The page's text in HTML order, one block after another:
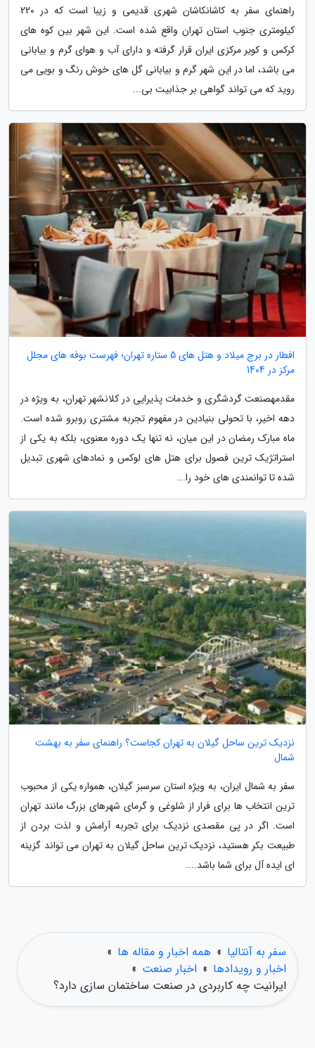
راهنمای سفر به کاشانکاشان شهری قدیمی و زیبا است که در 220
کیلومتری جنوب استان تهران واقع شده است. این شهر بین کوه های
کرکس و کویر مرکزی ایران قرار گرفته و دارای آب و هوای گرم و بیابانی
می باشد، اما در این شهر گرم و بیابانی گل های خوش رنگ و بویی می
روید که می تواند گواهی بر جذابیت بی...
افطار در برج میلاد و هتل های 5 ستاره تهران؛ فهرست بوفه های مجلل
مرکز در 1404
مقدمهصنعت گردشگری و خدمات پذیرایی در کلانشهر تهران، به ویژه در
دهه اخیر، با تحولی بنیادین در مفهوم تجربه مشتری روبرو شده است.
ماه مبارک رمضان در این میان، نه تنها یک دوره معنوی، بلکه به یکی از
استراتژیک ترین فصول برای هتل های لوکس و نمادهای شهری تبدیل
شده تا توانمندی های خود را...
نزدیک ترین ساحل گیلان به تهران کجاست؟ راهنمای سفر به بهشت
شمال
سفر به شمال ایران، به ویژه استان سرسبز گیلان، همواره یکی از محبوب
ترین انتخاب ها برای فرار از شلوغی و گرمای شهرهای بزرگ مانند تهران
است. اگر در پی مقصدی نزدیک برای تجربه آرامش و لذت بردن از
طبیعت بکر هستید، نزدیک ترین ساحل گیلان به تهران می تواند گزینه
ای ایده آل برای شما باشد....
سفر به آنتالیا » همه اخبار و مقاله ها »
اخبار و رویدادها » اخبار صنعت »
ایرانیت چه کاربردی در صنعت ساختمان سازی دارد؟